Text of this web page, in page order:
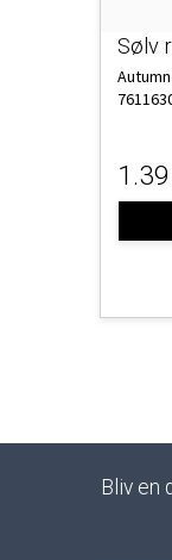
Sølv
Bliv en